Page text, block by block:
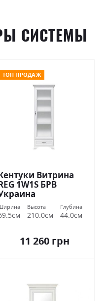
СИСТЕМЫ
ТОП ПРОДАЖ
Витрина
1W1S БРВ
Высота
210.0см
Глубина
44.0см
11 260 грн